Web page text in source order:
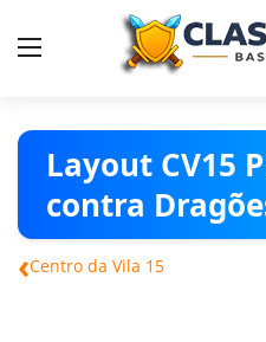
Contact
Vilas
Português
Layout CV15
contra
‹Centro da Vila 15